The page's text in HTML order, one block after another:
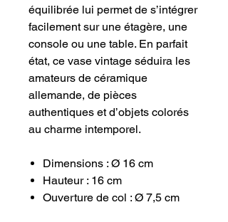
équilibrée lui permet de s’intégrer
facilement sur une étagère, une
console ou une table. En parfait
état, ce vase vintage séduira les
amateurs de céramique
allemande, de pièces
authentiques et d’objets colorés
au charme intemporel.
Dimensions : Ø 16 cm
Hauteur : 16 cm
Ouverture de col : Ø 7,5 cm